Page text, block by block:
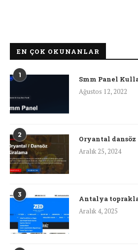
EN ÇOK OKUNANLAR
1
Smm Panel
Ağustos 12, 2022
2
Oryantal dansöz
Aralık 25, 2024
3
Antalya
Aralık 4, 2025